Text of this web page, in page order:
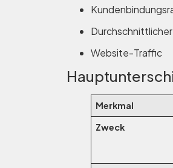
Website-Traffic
Merkmal
Zweck